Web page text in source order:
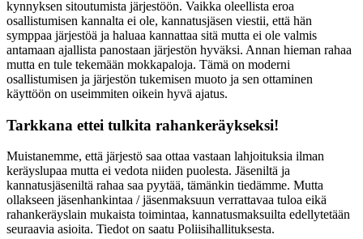
kynnyksen sitoutumista järjestöön. Vaikka oleellista eroa
osallistumisen kannalta ei ole, kannatusjäsen viestii, että hän
symppaa järjestöä ja haluaa kannattaa sitä mutta ei ole valmis
antamaan ajallista panostaan järjestön hyväksi. Annan hieman rahaa
mutta en tule tekemään mokkapaloja. Tämä on moderni
osallistumisen ja järjestön tukemisen muoto ja sen ottaminen
käyttöön on useimmiten oikein hyvä ajatus.
Tarkkana ettei tulkita rahankeräykseksi!
Muistanemme, että järjestö saa ottaa vastaan lahjoituksia ilman
keräyslupaa mutta ei vedota niiden puolesta. Jäseniltä ja
kannatusjäseniltä rahaa saa pyytää, tämänkin tiedämme. Mutta
ollakseen jäsenhankintaa / jäsenmaksuun verrattavaa tuloa eikä
rahankeräyslain mukaista toimintaa, kannatusmaksuilta edellytetään
seuraavia asioita. Tiedot on saatu Poliisihallituksesta.